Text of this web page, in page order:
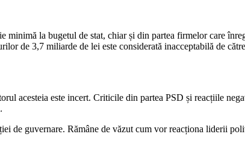
la bugetul de stat, chiar și din partea firmelor care
de 3,7 miliarde de lei este considerată inacceptabilă de
acesteia este incert. Criticile din partea PSD și reacțiile
de guvernare. Rămâne de văzut cum vor reacționa liderii